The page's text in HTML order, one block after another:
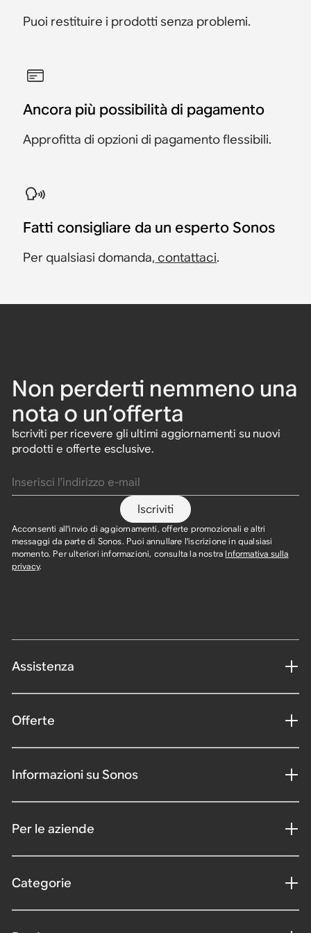
Puoi restituire i prodotti senza problemi.
Ancora più possibilità di pagamento
Approfitta di opzioni di pagamento flessibili.
Fatti consigliare da un esperto Sonos
Per qualsiasi domanda, contattaci.
Non perderti nemmeno una
nota o un’offerta
Iscriviti per ricevere gli ultimi aggiornamenti su nuovi
prodotti e offerte esclusive.
Iscriviti
Acconsenti all'invio di aggiornamenti, offerte promozionali e altri
messaggi da parte di Sonos. Puoi annullare l'iscrizione in qualsiasi
momento. Per ulteriori informazioni, consulta la nostra Informativa sulla
privacy.
Assistenza
Offerte
Informazioni su Sonos
Per le aziende
Categorie